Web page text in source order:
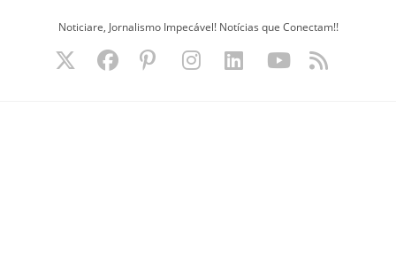
Noticiare, Jornalismo Impecável! Notícias que Conectam!!